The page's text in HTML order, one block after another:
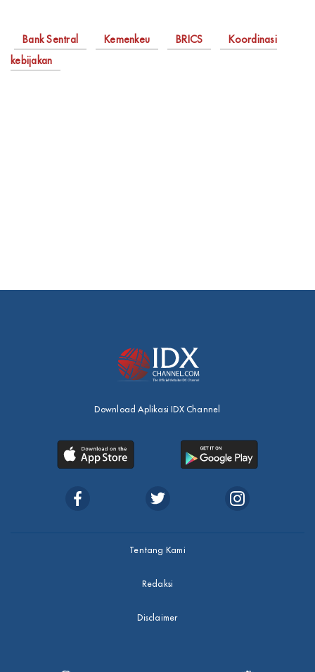
Bank Sentral Kemenkeu BRICS
Koordinasi
kebijakan
Download Aplikasi IDX Channel
Tentang Kami
Redaksi
Disclaimer